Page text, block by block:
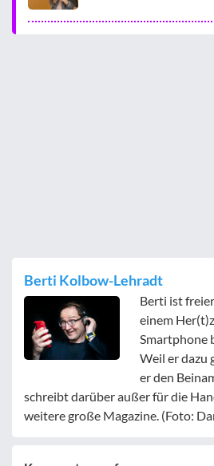
Berti Kolbow-Lehradt
Berti ist
einem
Smartphone
Weil er dazu
er den
schreibt darüber außer für die
weitere große Magazine. (Foto: